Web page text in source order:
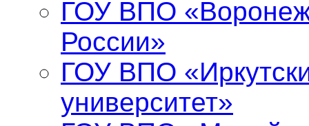
ГОУ ВПО
России»
ГОУ ВПО
университет»